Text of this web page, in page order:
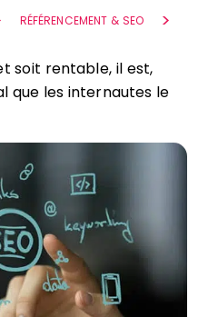
RÉFÉRENCEMENT & SEO
soit rentable, il est,
que les internautes le